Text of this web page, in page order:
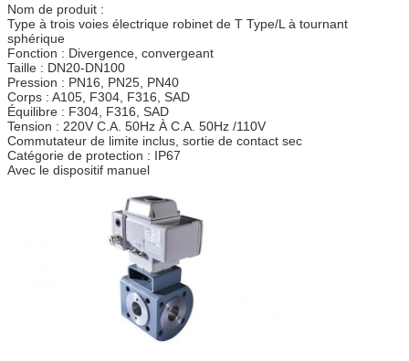
Nom de produit :
Type à trois voies électrique robinet de T Type/L à tournant
sphérique
Fonction : Divergence, convergeant
Taille : DN20-DN100
Pression : PN16, PN25, PN40
Corps : A105, F304, F316, SAD
Équilibre : F304, F316, SAD
Tension : 220V C.A. 50Hz À C.A. 50Hz /110V
Commutateur de limite inclus, sortie de contact sec
Catégorie de protection : IP67
Avec le dispositif manuel